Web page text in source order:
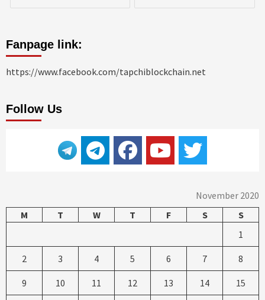
Fanpage link:
https://www.facebook.com/tapchiblockchain.net
Follow Us
November 2020
M
T W T F S
S
1
2 3 4 5 6 7 8
9 10 11 12 13 14 15